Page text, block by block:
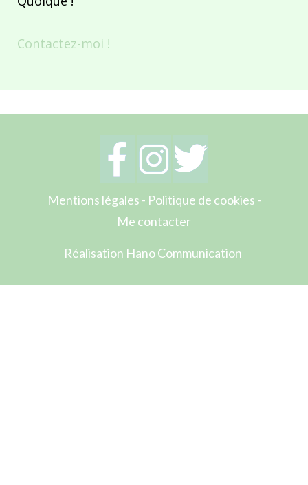
Contactez-moi !
Mentions légales - Politique de cookies -
Me contacter
Réalisation Hano Communication